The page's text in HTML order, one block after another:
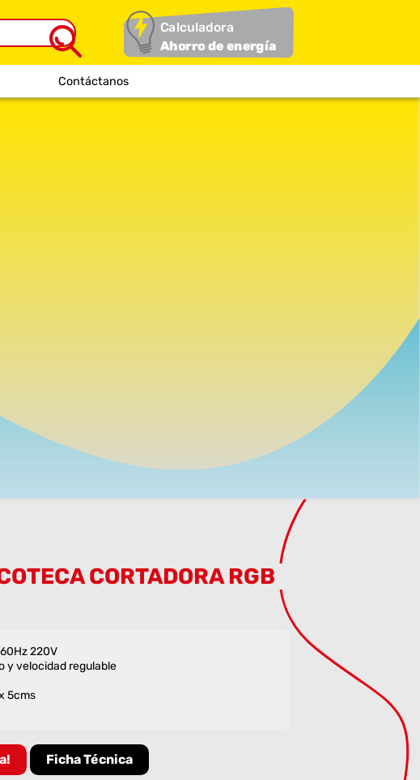
Calculadora
Ahorro de energía
Contáctanos
CORTADORA RGB
220V
y velocidad regulable
5cms
Ficha Técnica